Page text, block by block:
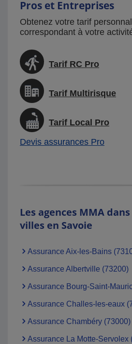
Pros et Entreprises
Obtenez votre tarif
correspondant à votre
Tarif RC Pro
Tarif Multirisque
Tarif Local Pro
Devis assurances Pro
Les agences MMA
villes en Savoie
Assurance Aix-les-Bains
Assurance Albertville (73200)
Assurance Bourg-Saint-
Assurance Challes-les-eaux
Assurance Chambéry (73000)
Assurance La Motte-Servolex